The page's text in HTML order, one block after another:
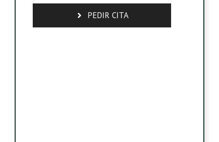
PEDIR CITA